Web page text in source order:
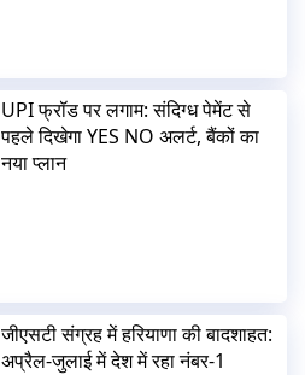
UPI फ्रॉड पर लगाम: संदिग्ध पेमेंट से
पहले दिखेगा YES NO अलर्ट, बैंकों का
नया प्लान
जीएसटी संग्रह में हरियाणा की बादशाहत:
अप्रैल-जुलाई में देश में रहा नंबर-1